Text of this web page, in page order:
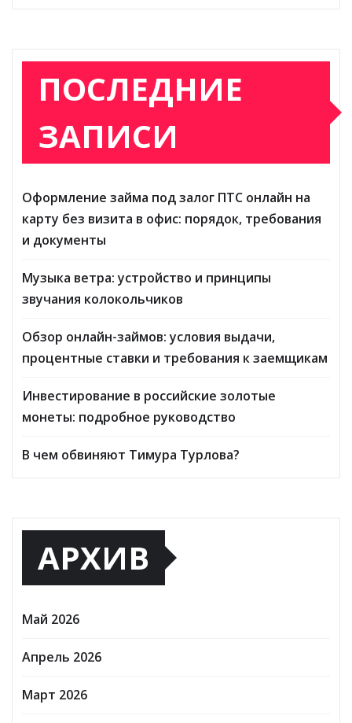
ПОСЛЕДНИЕ
ЗАПИСИ
Оформление займа под залог ПТС онлайн на
карту без визита в офис: порядок, требования
и документы
Музыка ветра: устройство и принципы
звучания колокольчиков
Обзор онлайн-займов: условия выдачи,
процентные ставки и требования к заемщикам
Инвестирование в российские золотые
монеты: подробное руководство
В чем обвиняют Тимура Турлова?
АРХИВ
Май 2026
Апрель 2026
Март 2026